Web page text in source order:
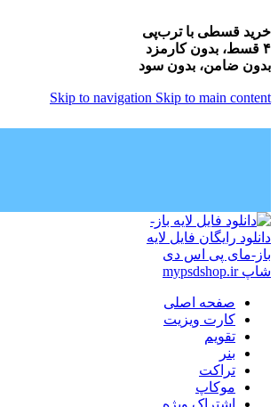
خرید قسطی با ترب‌پی
۴ قسط، بدون کارمزد
بدون ضامن، بدون سود
Skip to navigation Skip to main content
صفحه اصلی
کارت ویزیت
تقویم
بنر
تراکت
موکاپ
اشتراک ویژه